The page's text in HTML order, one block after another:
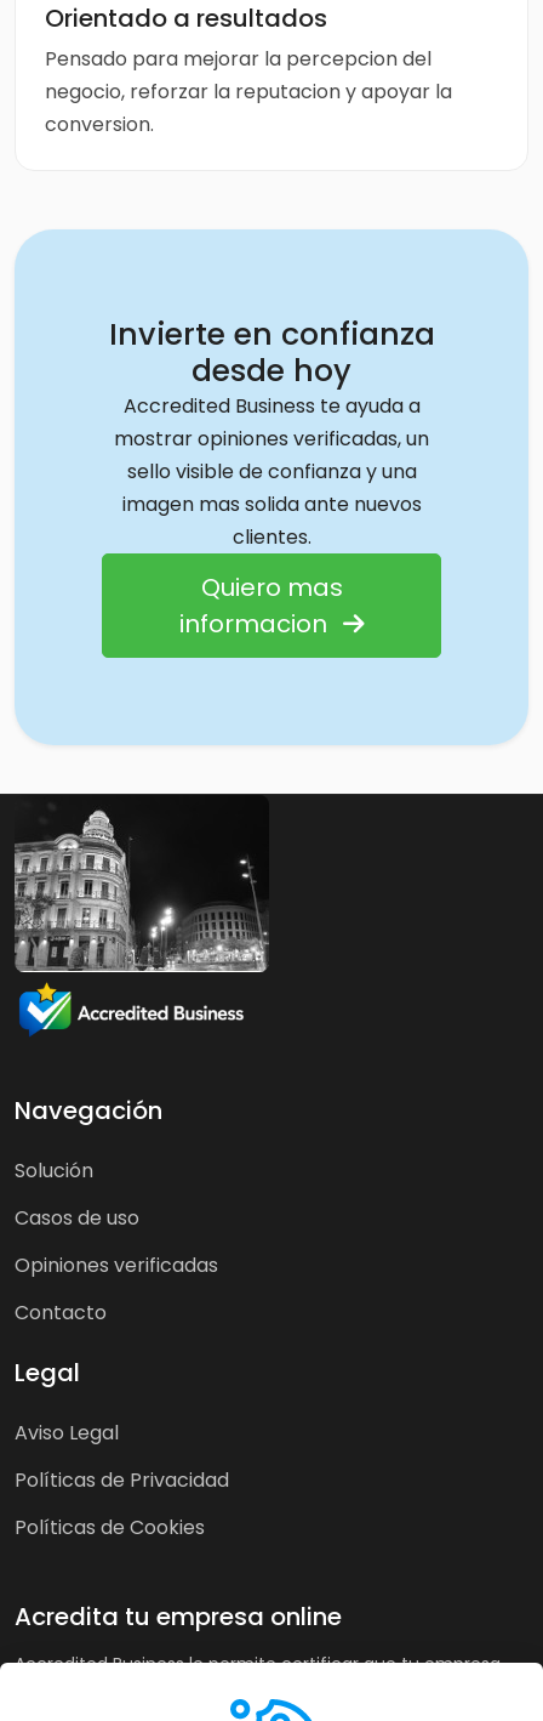
Orientado a resultados
Pensado para mejorar la percepcion del
negocio, reforzar la reputacion y apoyar la
conversion.
Invierte en confianza
desde hoy
Accredited Business te ayuda a
mostrar opiniones verificadas, un
sello visible de confianza y una
imagen mas solida ante nuevos
clientes.
Quiero mas
informacion
Navegación
Solución
Casos de uso
Opiniones verificadas
Contacto
Legal
Aviso Legal
Políticas de Privacidad
Políticas de Cookies
Acredita tu empresa online
Accredited Business le permite certificar que tu empresa